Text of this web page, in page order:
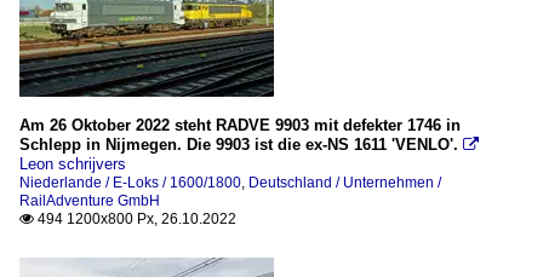
Am 26 Oktober 2022 steht RADVE 9903 mit defekter 1746 in
Schlepp in Nijmegen. Die 9903 ist die ex-NS 1611 'VENLO'. 
Leon schrijvers
Niederlande / E-Loks / 1600/1800, Deutschland / Unternehmen /
RailAdventure GmbH
 494 1200x800 Px, 26.10.2022